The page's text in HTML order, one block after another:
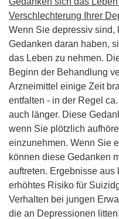
Verschlechterung Ihrer
Wenn Sie depressiv sind,
Gedanken daran haben,
das Leben zu nehmen.
Beginn der Behandlung
Arzneimittel einige Zeit
entfalten - in der Regel
auch länger. Diese
wenn Sie plötzlich
einzunehmen. Wenn Sie
können diese Gedanken
auftreten. Ergebnisse
erhöhtes Risiko für
Verhalten bei jungen
die an Depressionen litten.